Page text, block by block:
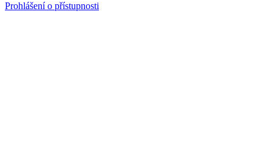
Prohlášení o přístupnosti